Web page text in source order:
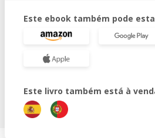
Este ebook também pode
Este livro também está à